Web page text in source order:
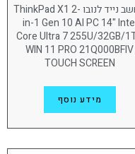
מחשב נייד לנובו ThinkPad X1 2-
in-1 Gen 10 AI PC 14"
Core Ultra 7 255U/32GB/
WIN 11 PRO 21Q000BFIV
TOUCH SCREEN
מידע נוסף